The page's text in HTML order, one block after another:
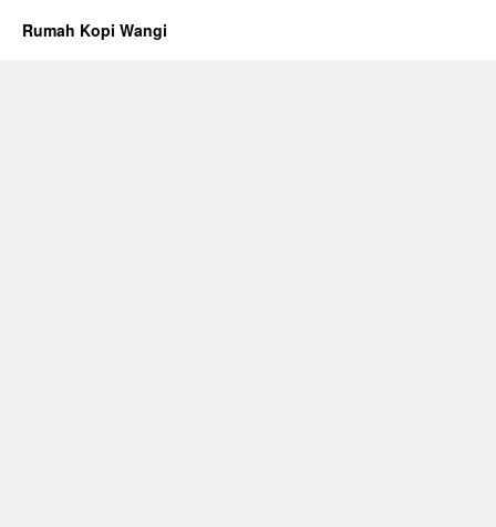
Rumah Kopi Wangi